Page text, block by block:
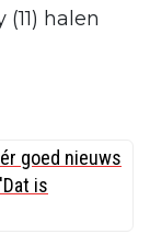
halen
goed nieuws
is